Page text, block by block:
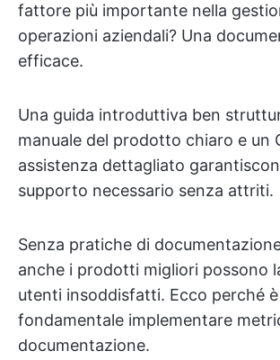
fattore più importante nella
operazioni aziendali? Una
efficace.
Una guida introduttiva ben
manuale del prodotto chiaro e un
assistenza dettagliato
supporto necessario senza attriti.
Senza pratiche di
anche i prodotti migliori possono
utenti insoddisfatti. Ecco perché è
fondamentale implementare
documentazione.